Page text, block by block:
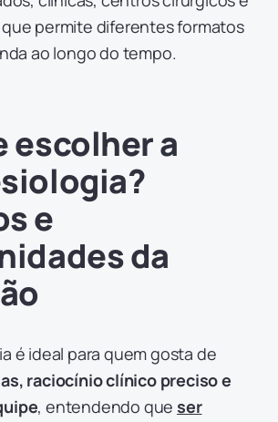
permite diferentes formatos
ao longo do tempo.
escolher a
e
da
é ideal para quem gosta de
raciocínio clínico preciso e
, entendendo que ser